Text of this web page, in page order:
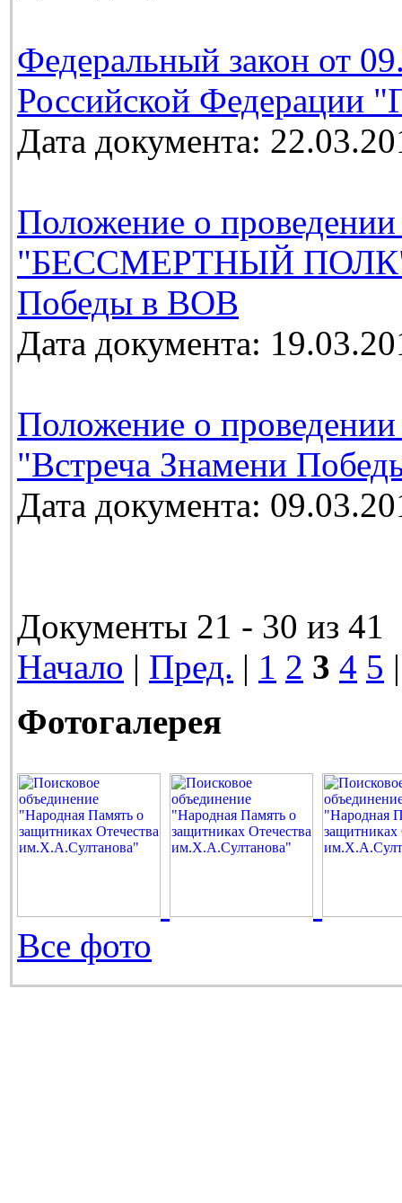
Федеральный закон от
Российской Федерации
Дата документа:
Положение о
"БЕССМЕРТНЫЙ ПОЛК",
Победы в ВОВ
Дата документа:
Положение о
"Встреча Знамени
Дата документа:
Документы 21 - 30 из 41
Начало | Пред. | 1 2 3 4 5
Фотогалерея
Все фото